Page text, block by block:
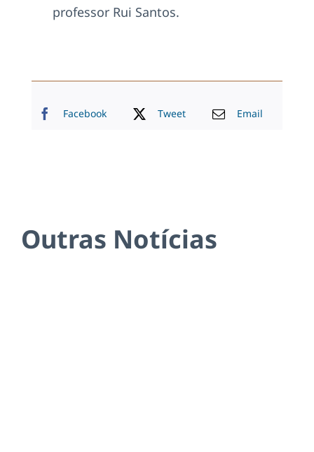
professor Rui Santos.
Facebook Tweet Email
Outras Notícias